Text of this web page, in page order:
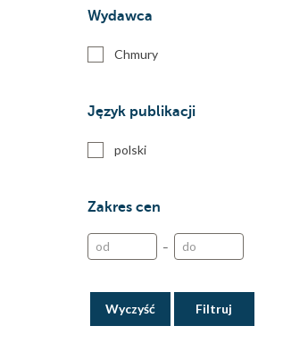
Wydawca
Chmury
Język publikacji
polski
Zakres cen
–
Wyczyść